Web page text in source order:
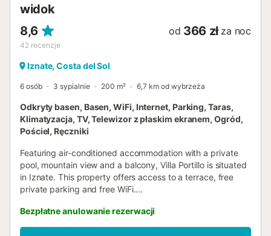
widok
8,6
42 recenzje
od 366 zł za noc
Iznate, Costa del Sol
6 osób 3 sypialnie 200 m² 6,7 km od wybrzeża
Odkryty basen, Basen, WiFi, Internet, Parking, Taras,
Klimatyzacja, TV, Telewizor z płaskim ekranem, Ogród,
Pościel, Ręczniki
Featuring air-conditioned accommodation with a private
pool, mountain view and a balcony, Villa Portillo is situated
in Iznate. This property offers access to a terrace, free
private parking and free WiFi....
Bezpłatne anulowanie rezerwacji